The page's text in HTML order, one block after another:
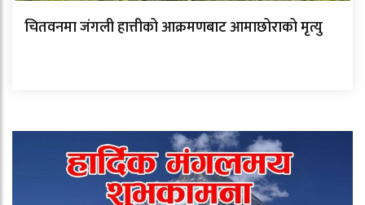
चितवनमा जंगली हात्तीको आक्रमणबाट आमाछोराको मृत्यु